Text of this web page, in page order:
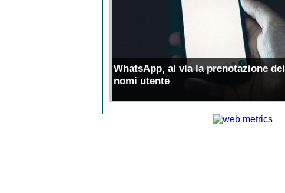
WhatsApp, al via la prenotazione dei
nomi utente